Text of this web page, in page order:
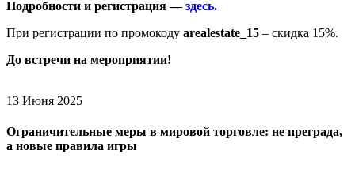
Подробности и регистрация —здесь.
При регистрации по промокоду arealestate_15 – скидка 15%.
До встречи на мероприятии!
13 Июня 2025
Ограничительные меры в мировой торговле: не преграда,
а новые правила игры